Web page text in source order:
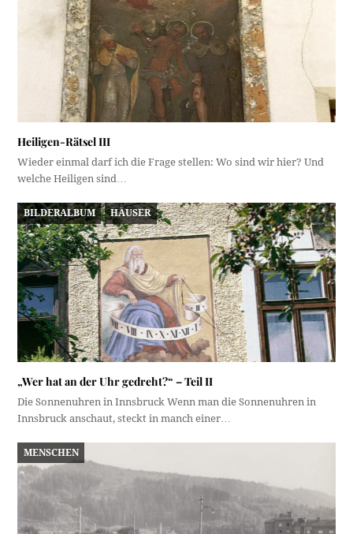
Heiligen-Rätsel III
Wieder einmal darf ich die Frage stellen: Wo sind wir hier? Und
welche Heiligen sind…
BILDERALBUM HÄUSER
„Wer hat an der Uhr gedreht?“ – Teil II
Die Sonnenuhren in Innsbruck Wenn man die Sonnenuhren in
Innsbruck anschaut, steckt in manch einer…
MENSCHEN